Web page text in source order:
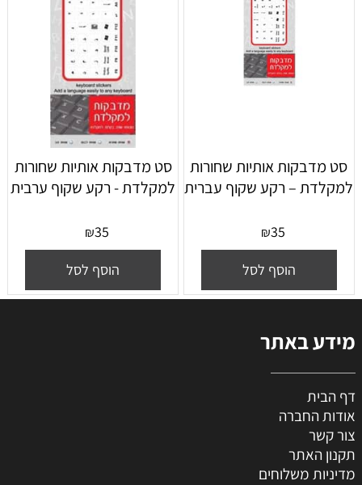
סט מדבקות אותיות שחורות
למקלדת – רקע שקוף עברית
₪35
הוסף לסל
סט מדבקות אותיות שחורות
למקלדת - רקע שקוף ערבית
₪35
הוסף לסל
מידע באתר
דף הבית
אודות החברה
צור קשר
תקנון האתר
מדיניות משלוחים